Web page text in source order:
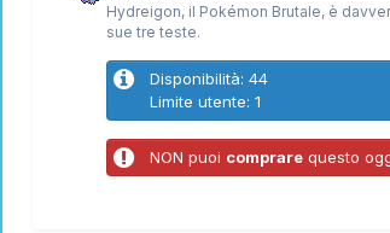
Hydreigon, il Pokémon Brutale, è
sue tre teste.
Disponibilità: 44
Limite utente: 1
NON puoi comprare questo